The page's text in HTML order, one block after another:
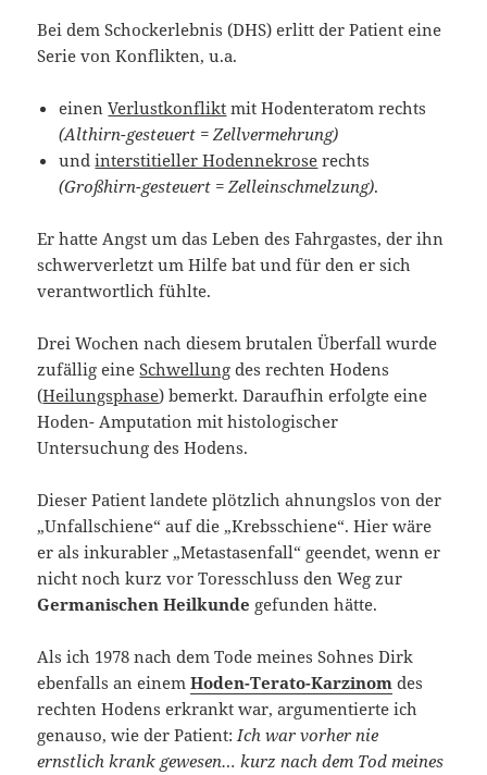
Bei dem Schockerlebnis (DHS) erlitt der Patient eine
Serie von Konflikten, u.a.
einenVerlustkonflikt mit Hodenteratom rechts
(Althirn-gesteuert = Zellvermehrung)
undinterstitieller Hodennekrose rechts
(Großhirn-gesteuert = Zelleinschmelzung).
Er hatte Angst um das Leben des Fahrgastes, der ihn
schwerverletzt um Hilfe bat und für den er sich
verantwortlich fühlte.
Drei Wochen nach diesem brutalen Überfall wurde
zufällig eineSchwellung des rechten Hodens
(Heilungsphase) bemerkt. Daraufhin erfolgte eine
Hoden- Amputation mit histologischer
Untersuchung des Hodens.
Dieser Patient landete plötzlich ahnungslos von der
„Unfallschiene“ auf die „Krebsschiene“. Hier wäre
er als inkurabler „Metastasenfall“ geendet, wenn er
nicht noch kurz vor Toresschluss den Weg zur
Germanischen Heilkunde gefunden hätte.
Als ich 1978 nach dem Tode meines Sohnes Dirk
ebenfalls an einemHoden-Terato-Karzinom des
rechten Hodens erkrankt war, argumentierte ich
genauso, wie der Patient:Ich war vorher nie
ernstlich krank gewesen… kurz nach dem Tod meines